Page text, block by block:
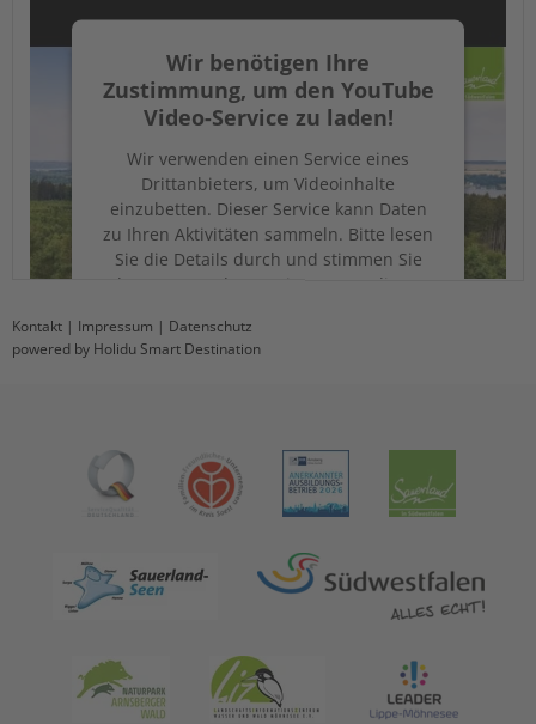
Wir benötigen Ihre
Zustimmung, um den YouTube
Video-Service zu laden!
Wir verwenden einen Service eines
Drittanbieters, um Videoinhalte
einzubetten. Dieser Service kann Daten
zu Ihren Aktivitäten sammeln. Bitte lesen
Sie die Details durch und stimmen Sie
der Nutzung des Service zu, um dieses
Mehr Informationen
powered byUsercentrics Consent
Management Platform&eRecht24
Kontakt | Impressum | Datenschutz
powered by Holidu Smart Destination